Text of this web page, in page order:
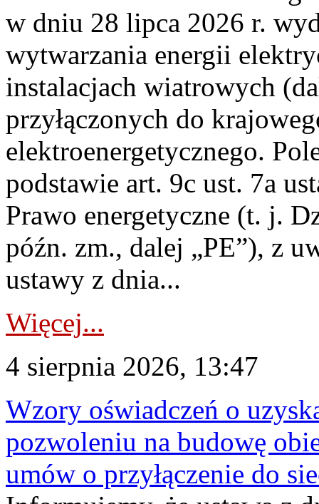
w dniu 28 lipca 2026 r.
wytwarzania energii
instalacjach wiatrowych
przyłączonych do
elektroenergetycznego.
podstawie art. 9c ust. 7a
Prawo energetyczne (t. j.
późn. zm., dalej „PE”), z
ustawy z dnia...
Więcej...
4 sierpnia 2026, 13:47
Wzory oświadczeń o
pozwoleniu na budowę
umów o przyłączenie do